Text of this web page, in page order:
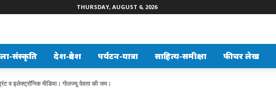
THURSDAY, AUGUST 6, 2026
संस्कृति देश-प्रदेश पर्यटन-यात्रा साहित्य-समीक्षा फीचर लेख
व इलेक्ट्रॉनिक मीडिया। गोलज्यू देवता की जय।